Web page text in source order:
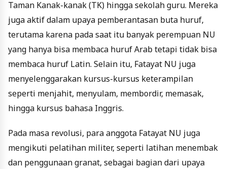
Taman Kanak-kanak (TK) hingga sekolah guru. Mereka
juga aktif dalam upaya pemberantasan buta huruf,
terutama karena pada saat itu banyak perempuan NU
yang hanya bisa membaca huruf Arab tetapi tidak bisa
membaca huruf Latin. Selain itu, Fatayat NU juga
menyelenggarakan kursus-kursus keterampilan
seperti menjahit, menyulam, membordir, memasak,
hingga kursus bahasa Inggris.
Pada masa revolusi, para anggota Fatayat NU juga
mengikuti pelatihan militer, seperti latihan menembak
dan penggunaan granat, sebagai bagian dari upaya